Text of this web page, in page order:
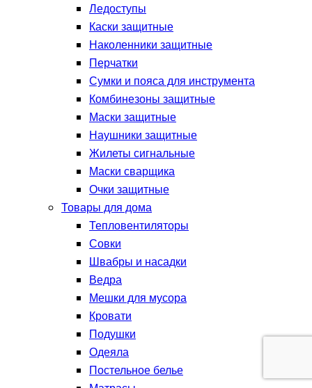
Ледоступы
Каски защитные
Наколенники защитные
Перчатки
Сумки и пояса для инструмента
Комбинезоны защитные
Маски защитные
Наушники защитные
Жилеты сигнальные
Маски сварщика
Очки защитные
Товары для дома
Тепловентиляторы
Совки
Швабры и насадки
Ведра
Мешки для мусора
Кровати
Подушки
Одеяла
Постельное белье